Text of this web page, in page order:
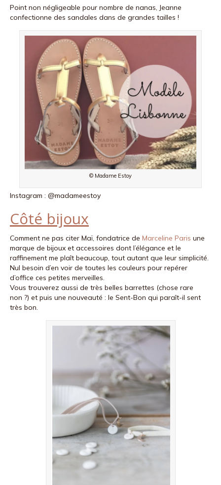
Point non négligeable pour nombre de nanas, Jeanne
confectionne des sandales dans de grandes tailles !
© Madame Estoy
Instagram : @madameestoy
Côté bijoux
Comment ne pas citer Maï, fondatrice de Marceline Paris une
marque de bijoux et accessoires dont l’élégance et le
raffinement me plaît beaucoup, tout autant que leur simplicité.
Nul besoin d’en voir de toutes les couleurs pour repérer
d’office ces petites merveilles.
Vous trouverez aussi de très belles barrettes (chose rare
non ?) et puis une nouveauté : le Sent-Bon qui paraît-il sent
très bon.